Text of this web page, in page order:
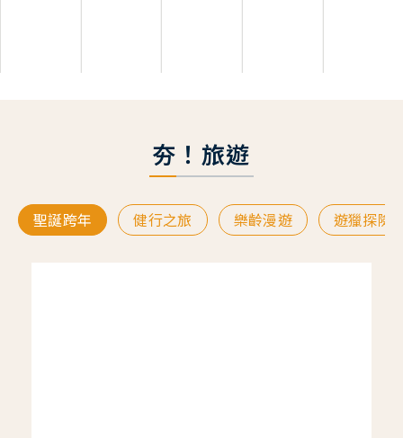
夯！旅遊
聖誕跨年 健行之旅 樂齡漫遊 遊獵探險